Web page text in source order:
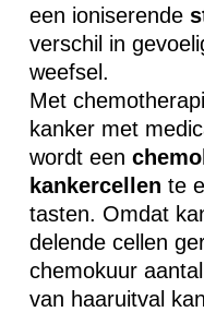
een ioniserende
verschil in
weefsel.
Met
kanker met
wordt een
kankercellen te
tasten. Omdat
delende cellen
chemokuur
van haaruitval